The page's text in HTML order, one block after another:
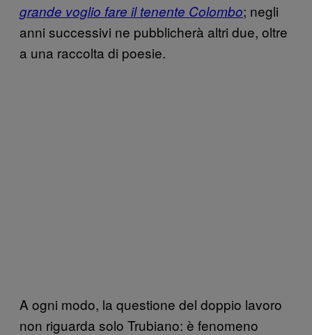
grande voglio fare il tenente Colombo; negli
anni successivi ne pubblicherà altri due, oltre
a una raccolta di poesie.
A ogni modo, la questione del doppio lavoro
non riguarda solo Trubiano: è fenomeno